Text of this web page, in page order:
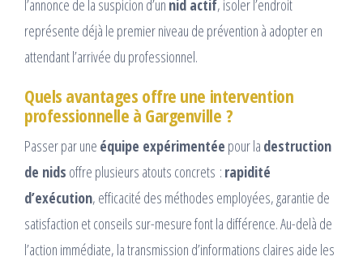
l’annonce de la suspicion d’un nid actif, isoler l’endroit
représente déjà le premier niveau de prévention à adopter en
attendant l’arrivée du professionnel.
Quels avantages offre une intervention
professionnelle à Gargenville ?
Passer par une équipe expérimentée pour la destruction
de nids offre plusieurs atouts concrets : rapidité
d’exécution, efficacité des méthodes employées, garantie de
satisfaction et conseils sur-mesure font la différence. Au-delà de
l’action immédiate, la transmission d’informations claires aide les